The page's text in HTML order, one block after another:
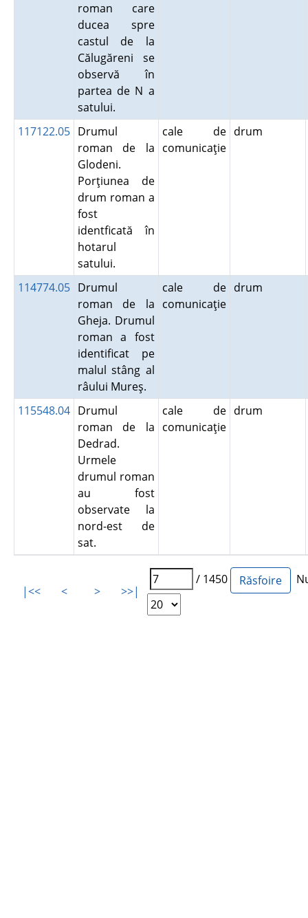
roman care
ducea spre
castul de la
Călugăreni se
observă în
partea de N a
satului.
117122.05 Drumul
roman de la
Glodeni.
Porţiunea de
drum roman a
fost
identficată în
hotarul
satului.
cale de
comunicaţie
drum
114774.05 Drumul
roman de la
Gheja. Drumul
roman a fost
identificat pe
malul stâng al
râului Mureş.
cale de
comunicaţie
drum
115548.04 Drumul
roman de la
Dedrad.
Urmele
drumul roman
au fost
observate la
nord-est de
sat.
cale de
comunicaţie
drum
|<< < > >>|
/ 1450